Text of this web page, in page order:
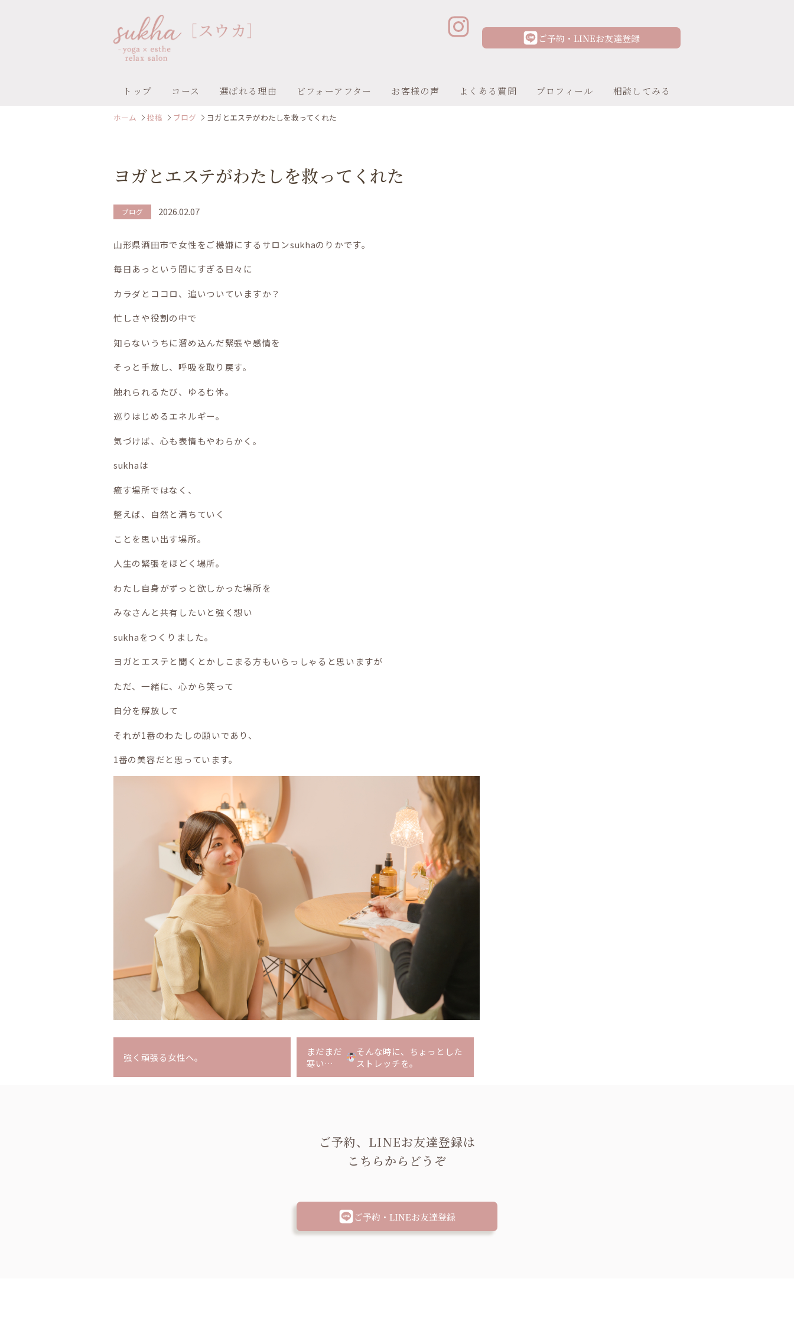
ご予約・LINEお友達登録
トップ コース 選ばれる理由 ビフォーアフター お客様の声 よくある質問 プロフィール 相談してみる
ホーム 投稿 ブログ ヨガとエステがわたしを救ってくれた
ヨガとエステがわたしを救ってくれた
ブログ 2026.02.07
山形県酒田市で女性をご機嫌にするサロンsukhaのりかです。
毎日あっという間にすぎる日々に
カラダとココロ、追いついていますか？
忙しさや役割の中で
知らないうちに溜め込んだ緊張や感情を
そっと手放し、呼吸を取り戻す。
触れられるたび、ゆるむ体。
巡りはじめるエネルギー。
気づけば、心も表情もやわらかく。
sukhaは
癒す場所ではなく、
整えば、自然と満ちていく
ことを思い出す場所。
人生の緊張をほどく場所。
わたし自身がずっと欲しかった場所を
みなさんと共有したいと強く想い
sukhaをつくりました。
ヨガとエステと聞くとかしこまる方もいらっしゃると思いますが
ただ、一緒に、心から笑って
自分を解放して
それが1番のわたしの願いであり、
1番の美容だと思っています。
強く頑張る女性へ。
まだまだ
寒い…
そんな時に、ちょっとした
ストレッチを。
ご予約、LINEお友達登録は
こちらからどうぞ
ご予約・LINEお友達登録